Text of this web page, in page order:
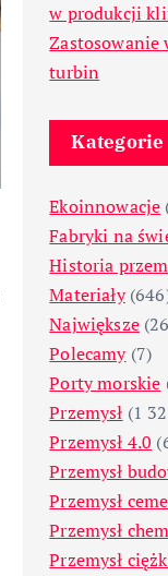
w produkcji
Zastosowanie
turbin
Kategorie
Ekoinnowacje
Fabryki na
Historia
Materiały
Największe
Polecamy(7)
Porty morskie
Przemysł (1
Przemysł 4.0
Przemysł
Przemysł
Przemysł
Przemysł